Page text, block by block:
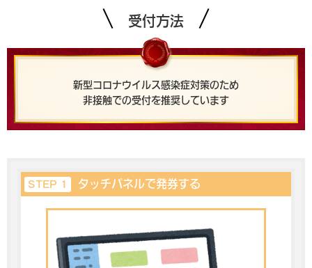
受付方法
新型コロナウイルス感染症対策のため
非接触での受付を推奨しています
STEP 1 タッチパネルで発券する